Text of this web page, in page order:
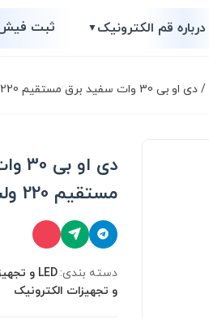
درباره قم الکترونیک▼ ثبت فیش
/ دی او بی 30 وات سفید برق مستقیم 220 ولت
دی
مستقیم 220 ولت
دسته بندی:
و تجهیزات الکترونیک